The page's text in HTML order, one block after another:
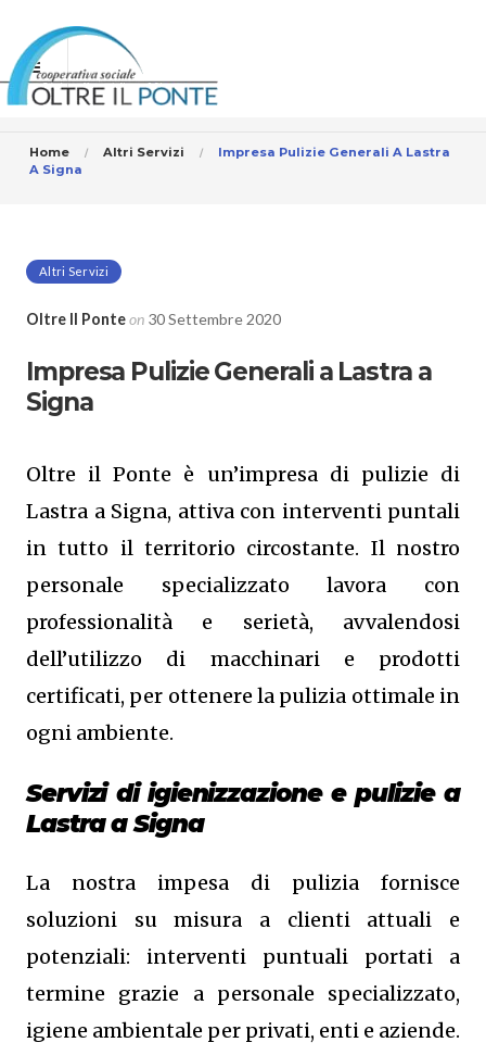
Home Altri Servizi
Impresa Pulizie Generali A Lastra
A Signa
Altri Servizi
Oltre Il Ponteon 30 Settembre 2020
Impresa Pulizie Generali a Lastra a
Signa
Oltre il Ponte è un’impresa di pulizie di
Lastra a Signa, attiva con interventi puntali
in tutto il territorio circostante. Il nostro
personale specializzato lavora con
professionalità e serietà, avvalendosi
dell’utilizzo di macchinari e prodotti
certificati, per ottenere la pulizia ottimale in
ogni ambiente.
Servizi di igienizzazione e pulizie a
Lastra a Signa
La nostra impesa di pulizia fornisce
soluzioni su misura a clienti attuali e
potenziali: interventi puntuali portati a
termine grazie a personale specializzato,
igiene ambientale per privati, enti e aziende.